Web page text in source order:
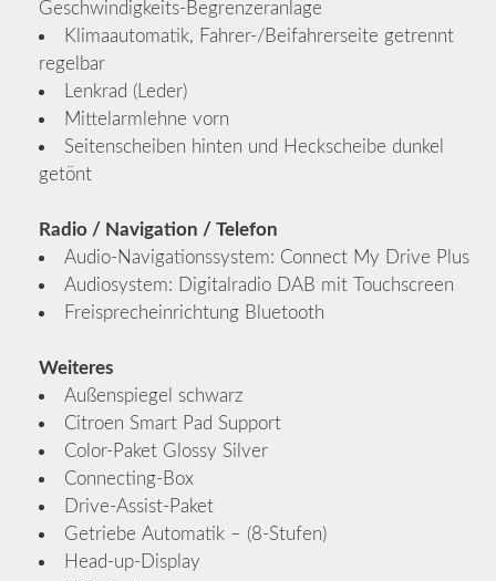
Geschwindigkeits-Begrenzeranlage
Klimaautomatik, Fahrer-/Beifahrerseite getrennt
regelbar
Lenkrad (Leder)
Mittelarmlehne vorn
Seitenscheiben hinten und Heckscheibe dunkel
getönt
Radio / Navigation / Telefon
Audio-Navigationssystem: Connect My Drive Plus
Audiosystem: Digitalradio DAB mit Touchscreen
Freisprecheinrichtung Bluetooth
Weiteres
Außenspiegel schwarz
Citroen Smart Pad Support
Color-Paket Glossy Silver
Connecting-Box
Drive-Assist-Paket
Getriebe Automatik – (8-Stufen)
Head-up-Display